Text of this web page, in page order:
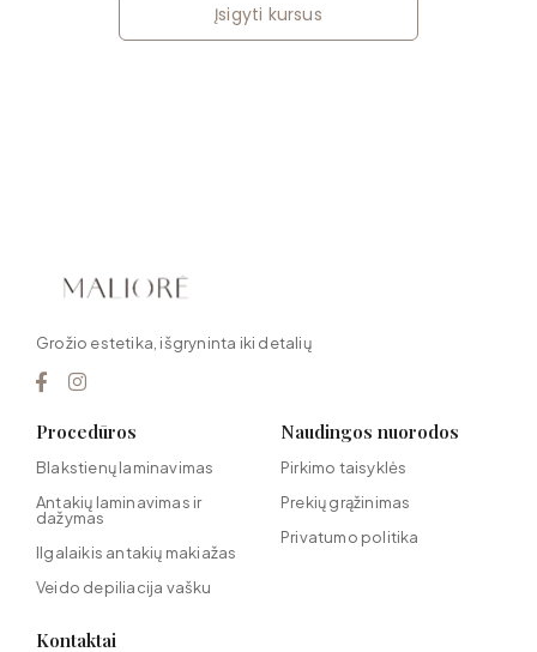
Įsigyti kursus
Grožio estetika, išgryninta iki detalių
Procedūros
Blakstienų laminavimas
Antakių laminavimas ir
dažymas
Ilgalaikis antakių makiažas
Veido depiliacija vašku
Naudingos nuorodos
Pirkimo taisyklės
Prekių grąžinimas
Privatumo politika
Kontaktai